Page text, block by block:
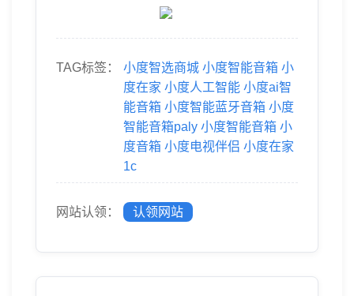
TAG标签： 小度智选商城 小度智能音箱 小
度在家 小度人工智能 小度ai智
能音箱 小度智能蓝牙音箱 小度
智能音箱paly 小度智能音箱 小
度音箱 小度电视伴侣 小度在家
1c
网站认领： 认领网站